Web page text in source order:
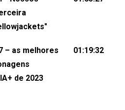
FlorêncioEdição de
– as melhores
de 2023
01:19:32